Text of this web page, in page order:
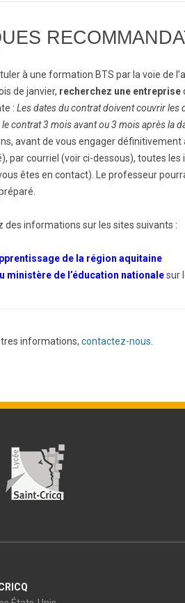
à une formation BTS par la voie de
de janvier, recherchez une entreprise
: Les dates du contrat doivent couvrir les
contrat 3 mois avant ou 3 mois après la
avant de vous engager définitivement
par courriel (voir ci-dessous), toutes
êtes en contact). Le professeur
des informations sur les sites suivants :
de la région aquitaine
ministère de l’éducation nationalesur
informations, contactez-nous